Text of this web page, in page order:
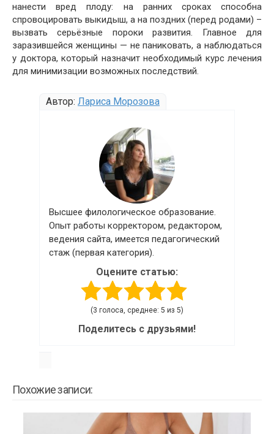
нанести вред плоду: на ранних сроках способна
спровоцировать выкидыш, а на поздних (перед родами) –
вызвать серьёзные пороки развития. Главное для
заразившейся женщины — не паниковать, а наблюдаться
у доктора, который назначит необходимый курс лечения
для минимизации возможных последствий.
Автор: Лариса Морозова
Высшее филологическое образование.
Опыт работы корректором, редактором,
ведения сайта, имеется педагогический
стаж (первая категория).
Оцените статью:
(3 голоса, среднее: 5 из 5)
Поделитесь с друзьями!
Похожие записи: